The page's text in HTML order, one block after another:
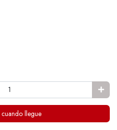
cuando llegue